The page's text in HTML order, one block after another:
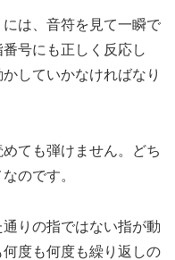
は、音符を見て一瞬で
号にも正しく反応し
していかなければなり
ても弾けません。どち
のです。
りの指ではない指が動
度も何度も繰り返しの